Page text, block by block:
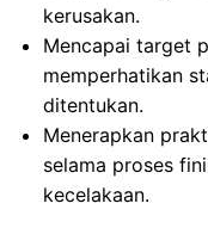
kerusakan.
Mencapai target
memperhatikan
ditentukan.
Menerapkan
selama proses
kecelakaan.